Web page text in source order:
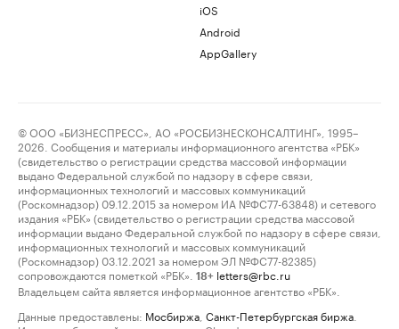
iOS
Android
AppGallery
© ООО «БИЗНЕСПРЕСС», АО «РОСБИЗНЕСКОНСАЛТИНГ», 1995–
2026. Сообщения и материалы информационного агентства «РБК»
(свидетельство о регистрации средства массовой информации
выдано Федеральной службой по надзору в сфере связи,
информационных технологий и массовых коммуникаций
(Роскомнадзор) 09.12.2015 за номером ИА №ФС77-63848) и сетевого
издания «РБК» (свидетельство о регистрации средства массовой
информации выдано Федеральной службой по надзору в сфере связи,
информационных технологий и массовых коммуникаций
(Роскомнадзор) 03.12.2021 за номером ЭЛ №ФС77-82385)
сопровождаются пометкой «РБК».
18+ letters@rbc.ru
Владельцем сайта является информационное агентство «РБК».
Данные предоставлены: Мосбиржа Санкт-Петербургская биржа